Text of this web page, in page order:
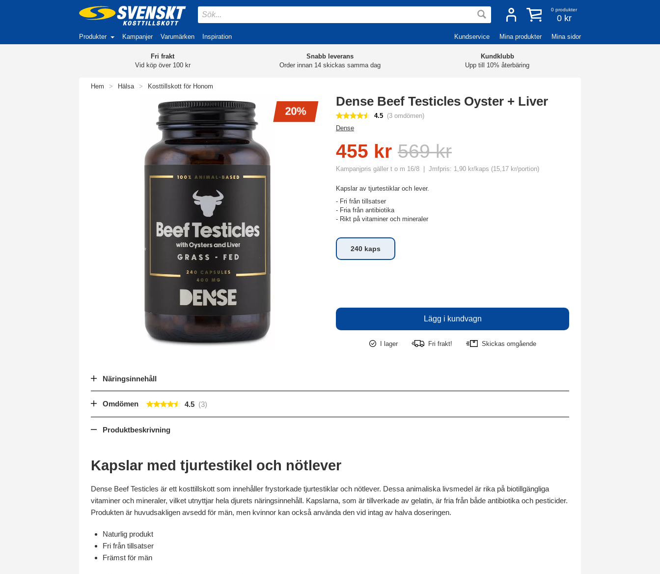
0 produkter
0 kr
Produkter Kampanjer Varumärken Inspiration Kundservice Mina produkter Mina sidor
Fri frakt
Vid köp över 100 kr
Snabb leverans
Order innan 14 skickas samma dag
Kundklubb
Upp till 10% återbäring
Hem > Hälsa > Kosttillskott för Honom
20%
Dense Beef Testicles Oyster + Liver
4.5 (3 omdömen)
Dense
455 kr 569 kr
Kampanjpris gäller t o m 16/8 Jmfpris: 1,90 kr/kaps (15,17 kr/portion)
Kapslar av tjurtestiklar och lever.
- Fri från tillsatser
- Fria från antibiotika
- Rikt på vitaminer och mineraler
240 kaps
I lager Fri frakt! Skickas omgående
Näringsinnehåll
Omdömen 4.5
Produktbeskrivning
Kapslar med tjurtestikel och nötlever
Dense Beef Testicles är ett kosttillskott som innehåller frystorkade tjurtestiklar och nötlever. Dessa animaliska livsmedel är rika på biotillgängliga
vitaminer och mineraler, vilket utnyttjar hela djurets näringsinnehåll. Kapslarna, som är tillverkade av gelatin, är fria från både antibiotika och pesticider.
Produkten är huvudsakligen avsedd för män, men kvinnor kan också använda den vid intag av halva doseringen.
Naturlig produkt
Fri från tillsatser
Främst för män